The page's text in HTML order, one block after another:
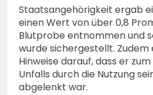
Staatsangehörigkeit ergab
einen Wert von über 0,8
Blutprobe entnommen und
wurde sichergestellt. Zudem
Hinweise darauf, dass er
Unfalls durch die Nutzung
abgelenkt war.